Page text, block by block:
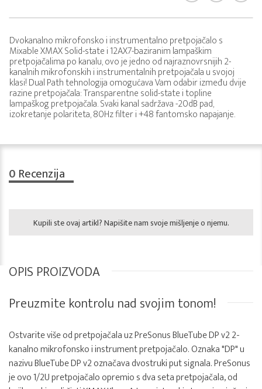
Dvokanalno mikrofonsko i instrumentalno pretpojačalo s
Mixable XMAX Solid-state i 12AX7-baziranim lampaškim
pretpojačalima po kanalu, ovo je jedno od najraznovrsnijih 2-
kanalnih mikrofonskih i instrumentalnih pretpojačala u svojoj
klasi! Dual Path tehnologija omogućava Vam odabir između dvije
razine pretpojačala: Transparentne solid-state i topline
lampaškog pretpojačala. Svaki kanal sadržava -20dB pad,
izokretanje polariteta, 80Hz filter i +48 fantomsko napajanje.
0 Recenzija
Kupili ste ovaj artikl? Napišite nam svoje mišljenje o njemu.
OPIS PROIZVODA
Preuzmite kontrolu nad svojim tonom!
Ostvarite više od pretpojačala uz PreSonus BlueTube DP v2 2-
kanalno mikrofonsko i instrument pretpojačalo. Oznaka "DP" u
nazivu BlueTube DP v2 označava dvostruki put signala. PreSonus
je ovo 1/2U pretpojačalo opremio s dva seta pretpojačala, od